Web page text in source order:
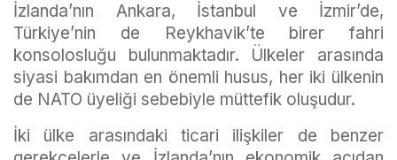
İzlanda’nın Ankara, İstanbul ve İzmir’de,
Türkiye’nin de Reykhavik’te birer fahri
konsolosluğu bulunmaktadır. Ülkeler arasında
siyasi bakımdan en önemli husus, her iki ülkenin
de NATO üyeliği sebebiyle müttefik oluşudur.
İki ülke arasındaki ticari ilişkiler de benzer